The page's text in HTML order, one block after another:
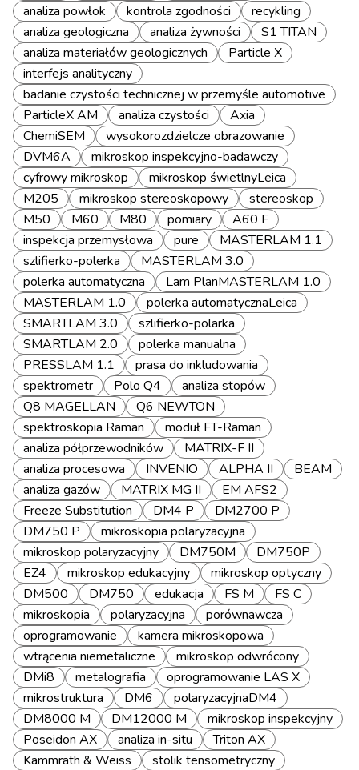
analiza powłok
kontrola zgodności
recykling
analiza geologiczna
analiza żywności
S1 TITAN
analiza materiałów geologicznych
Particle X
interfejs analityczny
badanie czystości technicznej w przemyśle automotive
ParticleX AM
analiza czystości
Axia
ChemiSEM
wysokorozdzielcze obrazowanie
DVM6A
mikroskop inspekcyjno-badawczy
cyfrowy mikroskop
mikroskop świetlnyLeica
M205
mikroskop stereoskopowy
stereoskop
M50
M60 M80 pomiary
A60 F
inspekcja przemysłowa
pure
MASTERLAM 1.1
szlifierko-polerka
MASTERLAM 3.0
polerka automatyczna
Lam PlanMASTERLAM 1.0
MASTERLAM 1.0
polerka automatycznaLeica
SMARTLAM 3.0
szlifierko-polarka
SMARTLAM 2.0
polerka manualna
PRESSLAM 1.1
prasa do inkludowania
spektrometr
Polo Q4
analiza stopów
Q8 MAGELLAN
Q6 NEWTON
spektroskopia Raman
moduł FT-Raman
analiza półprzewodników
MATRIX-F II
analiza procesowa
INVENIO ALPHA II
BEAM
analiza gazów
MATRIX MG II
EM AFS2
Freeze Substitution
DM4 P
DM2700 P
DM750 P
mikroskopia polaryzacyjna
mikroskop polaryzacyjny
DM750M
DM750P
EZ4
mikroskop edukacyjny
mikroskop optyczny
DM500
DM750 edukacja FS M
FS C
mikroskopia
polaryzacyjna
porównawcza
oprogramowanie
kamera mikroskopowa
wtrącenia niemetaliczne
mikroskop odwrócony
DMi8
metalografia
oprogramowanie LAS X
mikrostruktura
DM6
polaryzacyjnaDM4
DM8000 M
DM12000 M
mikroskop inspekcyjny
Poseidon AX
analiza in-situ
Triton AX
Kammrath & Weiss
stolik tensometryczny